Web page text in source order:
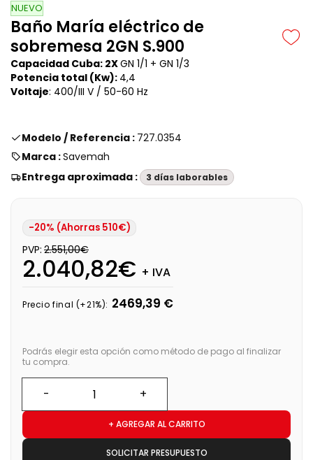
NUEVO
Baño María eléctrico de
sobremesa 2GN S.900
Capacidad Cuba: 2XGN 1/1 + GN 1/3
Potencia total (Kw): 4,4
Voltaje: 400/III V / 50-60 Hz
Modelo / Referencia : 727.0354
Marca :Savemah
Entrega aproximada :
3 días laborables
-20% (Ahorras 510€)
PVP: 2.551,00€
2.040,82€ + IVA
Precio final (+21%): 2469,39 €
Podrás elegir esta opción como método de pago al finalizar
tu compra.
+ AGREGAR AL CARRITO
SOLICITAR PRESUPUESTO